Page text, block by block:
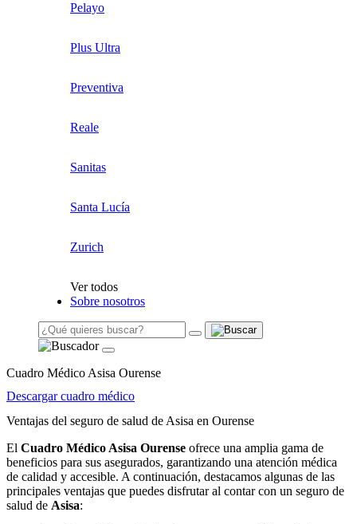
Pelayo
Plus Ultra
Preventiva
Reale
Sanitas
Santa Lucía
Zurich
Ver todos
Sobre nosotros
Cuadro Médico Asisa Ourense
Descargar cuadro médico
Ventajas del seguro de salud de Asisa en Ourense
El Cuadro Médico Asisa Ourense ofrece una amplia gama de
beneficios para sus asegurados, garantizando una atención médica
de calidad y accesible. A continuación, destacamos algunas de las
principales ventajas que puedes disfrutar al contar con un seguro de
salud de Asisa: